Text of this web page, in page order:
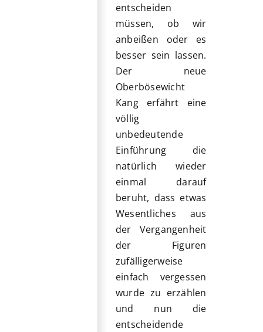
entscheiden
müssen, ob wir
anbeißen oder es
besser sein lassen.
Der neue
Oberbösewicht
Kang erfährt eine
völlig
unbedeutende
Einführung die
natürlich wieder
einmal darauf
beruht, dass etwas
Wesentliches aus
der Vergangenheit
der Figuren
zufälligerweise
einfach vergessen
wurde zu erzählen
und nun die
entscheidende